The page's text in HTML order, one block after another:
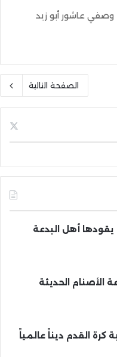
وصفي عاشور أبو زيد
الصفحة التالية
يقودها أهل البدعة
الأصنام الحديثة
القدم ديناً عالمياً